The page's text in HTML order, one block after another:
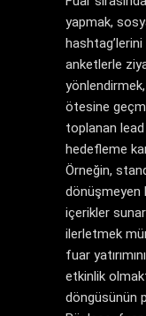
yapmak,
anketlerle
yönlendirmek,
ötesine
toplanan
hedefleme
Örneğin,
dönüşmeyen
içerikler
ilerletmek
fuar
etkinlik
döngüsünün